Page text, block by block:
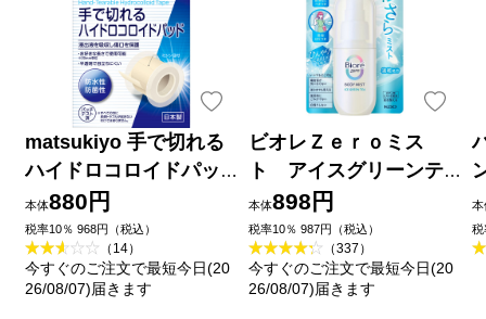
matsukiyo 手で切れる
ハイドロコロイドパッ
ド ２５ｍｍ×３ｍ巻
本体880円
税率10％ 968円（税込）
（14）
今すぐのご注文で最短今日(20
26/08/07)届きます
ビオレＺｅｒｏミス
ト アイスグリーンテ
ィーの香り ６０ｍＬ 花
王
本体898円
税率10％ 987円（税込）
（337）
今すぐのご注文で最短今日(20
26/08/07)届きます
本
税